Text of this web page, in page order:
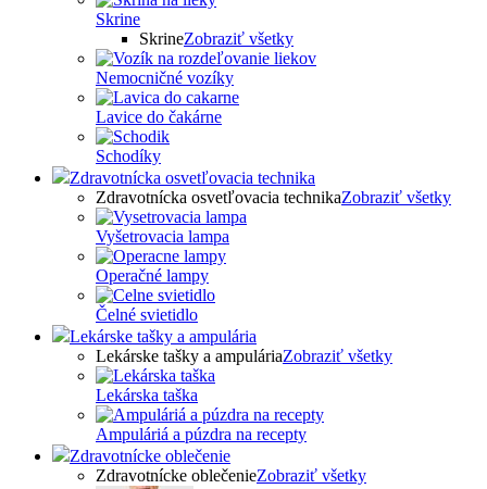
Skrine
SkrineZobraziť všetky
Nemocničné vozíky
Lavice do čakárne
Schodíky
Zdravotnícka osvetľovacia technika
Zdravotnícka osvetľovacia technikaZobraziť všetky
Vyšetrovacia lampa
Operačné lampy
Čelné svietidlo
Lekárske tašky a ampulária
Lekárske tašky a ampuláriaZobraziť všetky
Lekárska taška
Ampuláriá a púzdra na recepty
Zdravotnícke oblečenie
Zdravotnícke oblečenieZobraziť všetky